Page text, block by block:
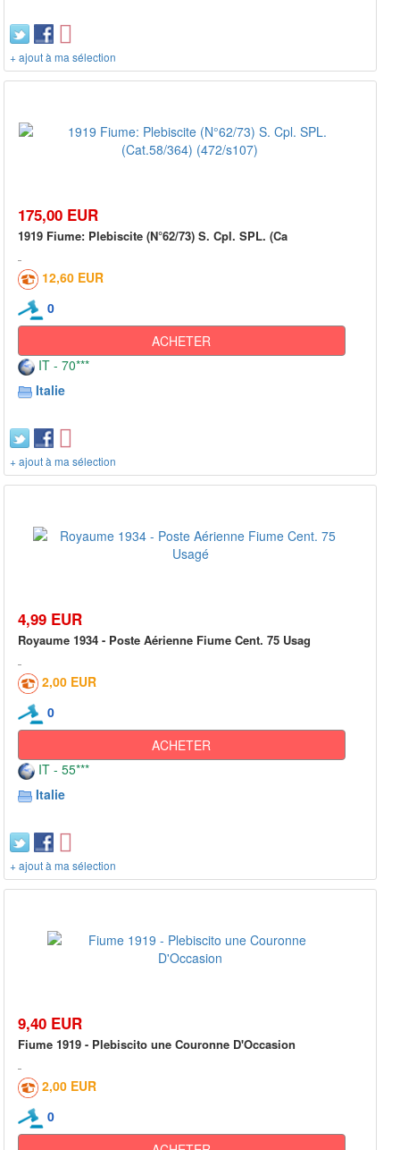
+ ajout à ma sélection
175,00 EUR
1919 Fiume: Plebiscite (N°62/73) S. Cpl. SPL. (Ca
12,60 EUR
0
ACHETER
IT - 70***
Italie
+ ajout à ma sélection
4,99 EUR
Royaume 1934 - Poste Aérienne Fiume Cent. 75 Usag
2,00 EUR
0
ACHETER
IT - 55***
Italie
+ ajout à ma sélection
9,40 EUR
Fiume 1919 - Plebiscito une Couronne D'Occasion
2,00 EUR
0